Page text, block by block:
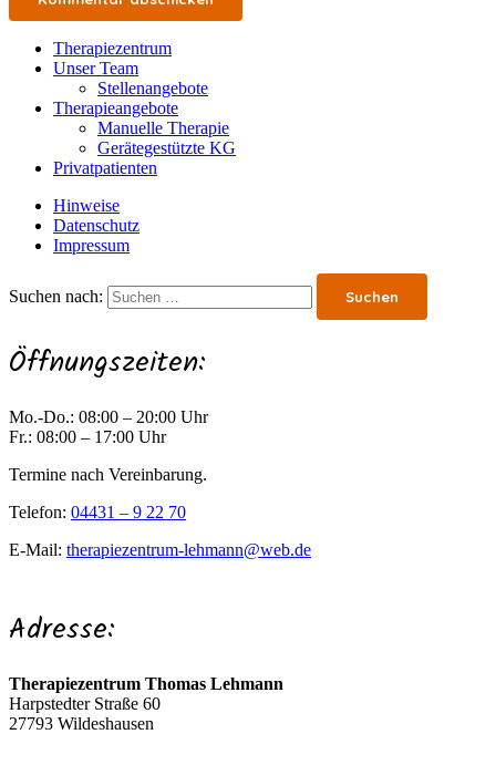
Therapiezentrum
Unser Team
Stellenangebote
Therapieangebote
Manuelle Therapie
Gerätegestützte KG
Privatpatienten
Hinweise
Datenschutz
Impressum
Suchen nach:
Öffnungszeiten:
Mo.-Do.: 08:00 – 20:00 Uhr
Fr.: 08:00 – 17:00 Uhr
Termine nach Vereinbarung.
Telefon: 04431 – 9 22 70
E-Mail: therapiezentrum-lehmann@web.de
Adresse:
Therapiezentrum Thomas Lehmann
Harpstedter Straße 60
27793 Wildeshausen